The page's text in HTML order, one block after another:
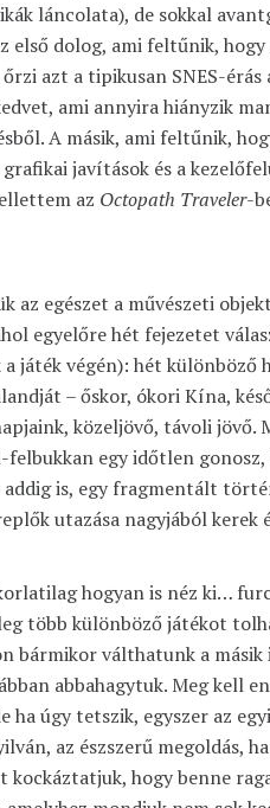
láncolata), de sokkal
első dolog, ami feltűnik,
azt a tipikusan SNES-
ami annyira hiányzik
A másik, ami feltűnik,
grafikai javítások és a
az Octopath Traveler-
az egészet a művészeti
egyelőre hét fejezetet
játék végén): hét különböző
– őskor, ókori Kína,
közeljövő, távoli
felbukkan egy időtlen gonosz,
addig is, egy fragmentált
utazása nagyjából kerek
hogyan is néz ki…
több különböző játékot
bármikor válthatunk a
abbahagytuk. Meg kell
ha úgy tetszik, egyszer az
az észszerű megoldás,
kockáztatjuk, hogy benne